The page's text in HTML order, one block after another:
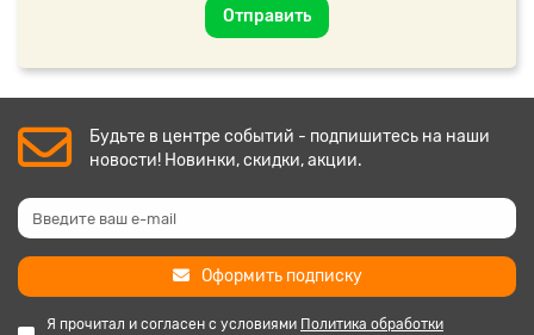
Отправить
Будьте в центре событий - подпишитесь на наши
новости! Новинки, скидки, акции.
Оформить подписку
Я прочитал и согласен с условиями Политика обработки